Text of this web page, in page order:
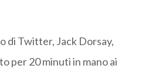
di Twitter, Jack Dorsay,
per 20 minuti in mano ai